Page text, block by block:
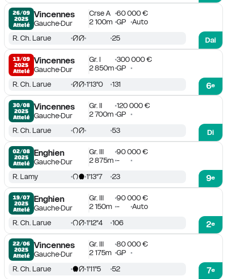
26/09
2025
Attelé
Vincennes
GaucheDur
Crse A
60 000 €
2 100m GP
Auto
Dai
R. Ch. Larue 25
13/09
2025
Attelé
Vincennes
GaucheDur
Gr. I
300 000 €
2 850m GP
6e
R. Ch. Larue 1'13''0 131
30/08
2025
Attelé
Vincennes
GaucheDur
Gr. II
120 000 €
2 700m GP
Di
R. Ch. Larue 53
02/08
2025
Attelé
Enghien
GaucheDur
Gr. III
90 000 €
2 875m -
9e
R. Lamy 1'13''7 23
19/07
2025
Attelé
Enghien
GaucheDur
Gr. III
90 000 €
2 150m - Auto
2e
R. Ch. Larue 1'12''4 106
22/06
2025
Attelé
Vincennes
GaucheDur
Gr. III
80 000 €
2 175m GP
7e
R. Ch. Larue 1'11''5 52